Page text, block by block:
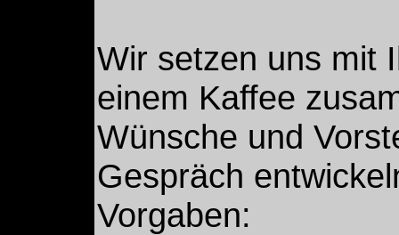
Wir setzen uns mit
einem Kaffee
Wünsche und
Gespräch
Vorgaben: